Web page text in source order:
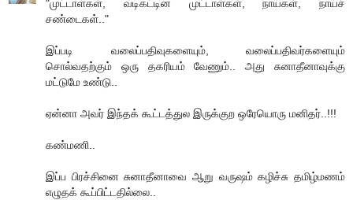
"முட்டாள்கள், வடிகட்டின முட்டாள்கள், நாய்கள், நாய்ச்
சண்டைகள்.."
இப்படி வலைப்பதிவுகளையும், வலைப்பதிவர்களையும்
சொல்வதற்கும் ஒரு தகரியம் வேணும்.. அது சுனாதீனாவுக்கு
மட்டுமே உண்டு..
ஏன்னா அவர் இந்தக் கூட்டத்துல இருக்குற ஒரேயொரு மனிதர்..!!!
கண்மணி..
இப்ப பிரச்சினை சுனாதீனாவை ஆறு வருஷம் கழிச்சு தமிழ்மணம்
எழுதக் கூப்பிட்டதில்லை..